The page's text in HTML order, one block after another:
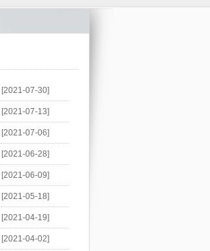
[2021-07-30]
[2021-07-13]
[2021-07-06]
[2021-06-28]
[2021-06-09]
[2021-05-18]
[2021-04-19]
[2021-04-02]